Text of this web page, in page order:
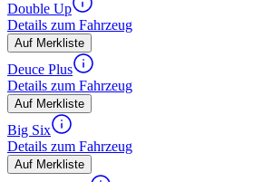
Double Up
Details zum Fahrzeug
Auf Merkliste
Deuce Plus
Details zum Fahrzeug
Auf Merkliste
Big Six
Details zum Fahrzeug
Auf Merkliste